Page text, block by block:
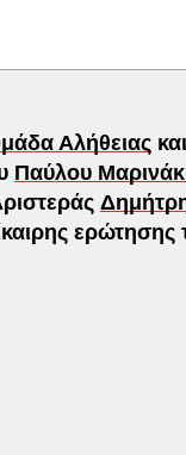
Αλήθειας
Παύλου
ερώτησης